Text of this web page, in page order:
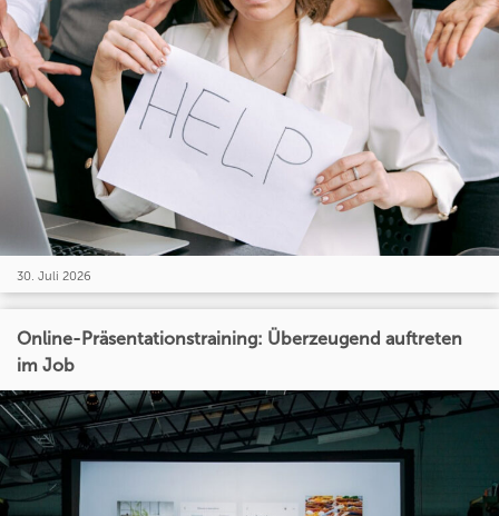
30. Juli 2026
Online-Präsentationstraining: Überzeugend auftreten
im Job